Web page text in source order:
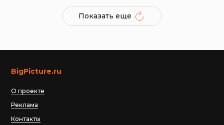
Показать еще
BigPicture.ru
О проекте
Реклама
Контакты